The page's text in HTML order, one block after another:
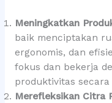
Meningkatkan
baik menciptakan
ergonomis, dan
fokus dan bekerja
produktivitas
Merefleksikan Citra